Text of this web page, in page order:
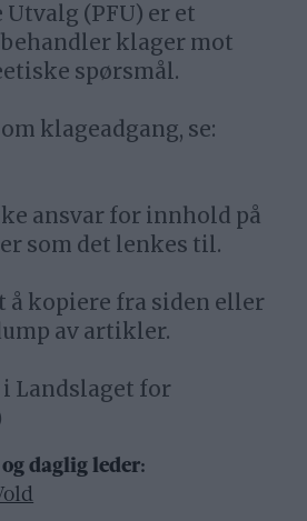
Utvalg (PFU) er et
klager mot
spørsmål.
klageadgang, se:
ansvar for innhold på
som det lenkes til.
kopiere fra siden eller
av artikler.
Landslaget for
daglig leder: